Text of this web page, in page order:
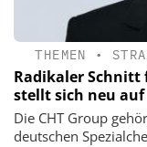
THEMEN •
Radikaler Schnitt
stellt sich neu auf
Die CHT Group
deutschen